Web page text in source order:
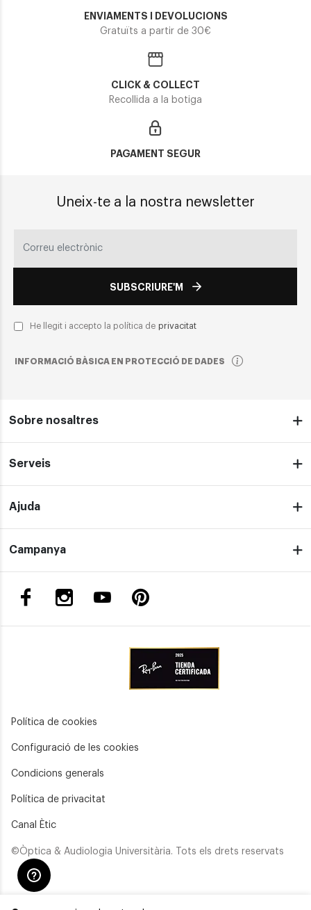
ENVIAMENTS I DEVOLUCIONS
Gratuïts a partir de 30€
CLICK & COLLECT
Recollida a la botiga
PAGAMENT SEGUR
Uneix-te a la nostra newsletter
SUBSCRIURE'M
He llegit i accepto la política de privacitat
INFORMACIÓ BÀSICA EN PROTECCIÓ DE DADES
Sobre nosaltres
Serveis
Ajuda
Campanya
Política de cookies
Configuració de les cookies
Condicions generals
Política de privacitat
Canal Ètic
©Òptica & Audiologia Universitària. Tots els drets reservats